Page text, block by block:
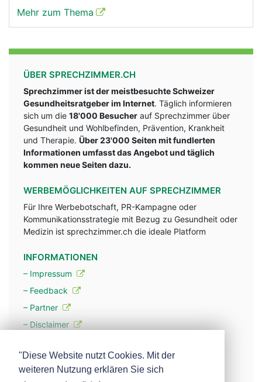
Mehr zum Thema
ÜBER SPRECHZIMMER.CH
Sprechzimmer ist der meistbesuchte Schweizer
Gesundheitsratgeber im Internet. Täglich informieren
sich um die 18'000 Besucher auf Sprechzimmer über
Gesundheit und Wohlbefinden, Prävention, Krankheit
und Therapie. Über 23'000 Seiten mit fundlerten
Informationen umfasst das Angebot und täglich
kommen neue Seiten dazu.
WERBEMÖGLICHKEITEN AUF SPRECHZIMMER
Für Ihre Werbebotschaft, PR-Kampagne oder
Kommunikationsstrategie mit Bezug zu Gesundheit oder
Medizin ist sprechzimmer.ch die ideale Platform
INFORMATIONEN
– Impressum
– Feedback
– Partner
– Disclaimer
– Werbung
"Diese Website nutzt Cookies. Mit der
weiteren Nutzung erklären Sie sich